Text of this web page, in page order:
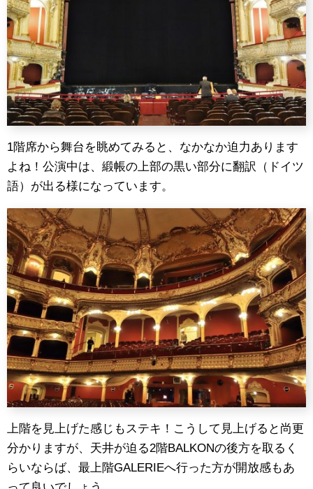
1階席から舞台を眺めてみると、なかなか迫力あります
よね！公演中は、緞帳の上部の黒い部分に翻訳（ドイツ
語）が出る様になっています。
上階を見上げた感じもステキ！こうして見上げると尚更
分かりますが、天井が迫る2階BALKONの後方を取るく
らいならば、最上階GALERIEへ行った方が開放感もあ